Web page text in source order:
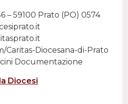
– 59100 Prato (PO) 0574
Caritas-Diocesana-di-Prato
Documentazione
Diocesi